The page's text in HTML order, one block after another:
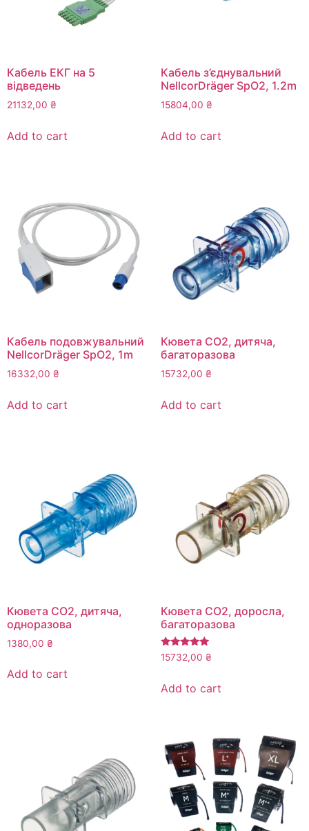
Кабель ЕКГ на 5
відведень
21132,00 ₴
Add to cart
Кабель з’єднувальний
NellcorDräger SpO2, 1.2m
15804,00 ₴
Add to cart
Кабель подовжувальний
NellcorDräger SpO2, 1m
16332,00 ₴
Add to cart
Кювета СО2, дитяча,
багаторазова
15732,00 ₴
Add to cart
Кювета СО2, дитяча,
одноразова
1380,00 ₴
Add to cart
Кювета СО2, доросла,
багаторазова
Rated
5.00
15732,00 ₴
Add to cart